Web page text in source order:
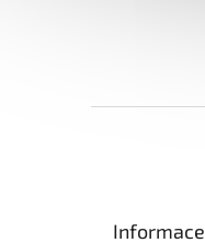
Informace